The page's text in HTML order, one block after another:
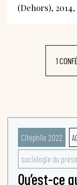
(Dehors),
1
Citéphilo 2022
sociologie du
Qu’est-ce